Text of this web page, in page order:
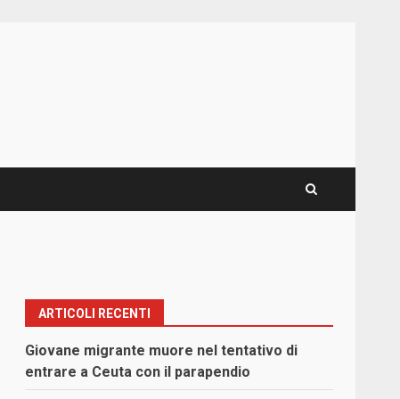
ARTICOLI RECENTI
Giovane migrante muore nel tentativo di
entrare a Ceuta con il parapendio